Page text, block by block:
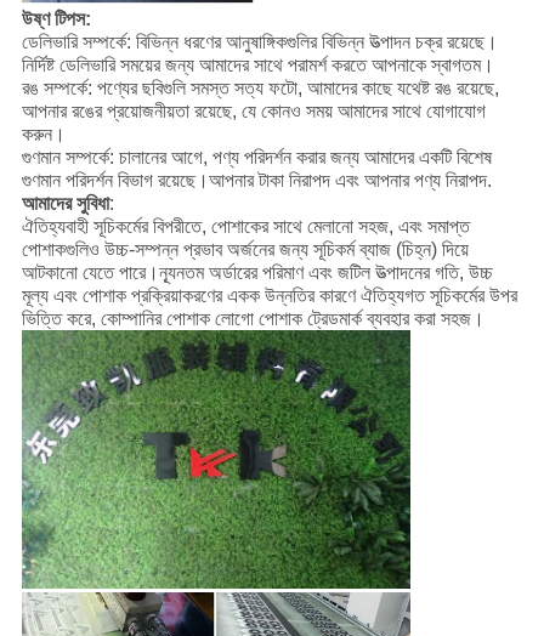
উষ্ণ টিপস:
ডেলিভারি সম্পর্কে: বিভিন্ন ধরণের আনুষাঙ্গিকগুলির বিভিন্ন উত্পাদন চক্র রয়েছে।
নির্দিষ্ট ডেলিভারি সময়ের জন্য আমাদের সাথে পরামর্শ করতে আপনাকে স্বাগতম।
রঙ সম্পর্কে: পণ্যের ছবিগুলি সমস্ত সত্য ফটো, আমাদের কাছে যথেষ্ট রঙ রয়েছে,
আপনার রঙের প্রয়োজনীয়তা রয়েছে, যে কোনও সময় আমাদের সাথে যোগাযোগ
করুন।
গুণমান সম্পর্কে: চালানের আগে, পণ্য পরিদর্শন করার জন্য আমাদের একটি বিশেষ
গুণমান পরিদর্শন বিভাগ রয়েছে।আপনার টাকা নিরাপদ এবং আপনার পণ্য নিরাপদ.
আমাদের সুবিধা:
ঐতিহ্যবাহী সূচিকর্মের বিপরীতে, পোশাকের সাথে মেলানো সহজ, এবং সমাপ্ত
পোশাকগুলিও উচ্চ-সম্পন্ন প্রভাব অর্জনের জন্য সূচিকর্ম ব্যাজ (চিহ্ন) দিয়ে
আটকানো যেতে পারে।ন্যূনতম অর্ডারের পরিমাণ এবং জটিল উত্পাদনের গতি, উচ্চ
মূল্য এবং পোশাক প্রক্রিয়াকরণের একক উন্নতির কারণে ঐতিহ্যগত সূচিকর্মের উপর
ভিত্তি করে, কোম্পানির পোশাক লোগো পোশাক ট্রেডমার্ক ব্যবহার করা সহজ।